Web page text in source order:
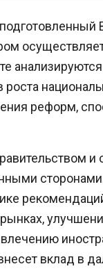
реформ,
и
вклад в